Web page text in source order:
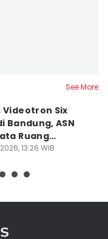
See More
Videotron Six
Bandung, ASN
Ruang
13:26 WIB